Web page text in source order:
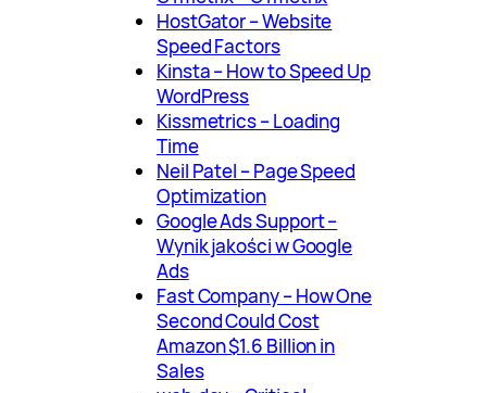
HostGator – Website
Speed Factors
Kinsta – How to Speed Up
WordPress
Kissmetrics – Loading
Time
Neil Patel – Page Speed
Optimization
Google Ads Support –
Wynik jakości w Google
Ads
Fast Company – How One
Second Could Cost
Amazon $1.6 Billion in
Sales